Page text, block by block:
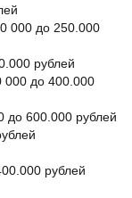
000 до 250.000
рублей
000 до 400.000
до 600.000 рублей
рублей